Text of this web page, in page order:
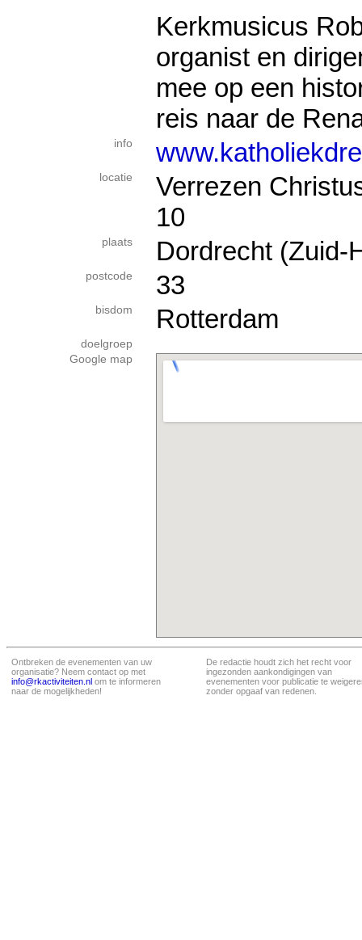
Kerkmusicus
organist en
mee op een
reis naar de
info
locatie
Verrezen
10
plaats Dordrecht (Zuid-
postcode 33
bisdom Rotterdam
doelgroep
Google map
Ontbreken de evenementen van uw
organisatie? Neem contact op met
info@rkactiviteiten.nl om te informeren
naar de mogelijkheden!
De redactie houdt zich het recht voor
ingezonden aankondigingen van
evenementen voor publicatie te
zonder opgaaf van redenen.